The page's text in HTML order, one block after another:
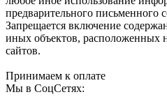
предварительного письменного
Запрещается включение
иных объектов, расположенных
сайтов.
Принимаем к оплате
Мы в СоцСетях: